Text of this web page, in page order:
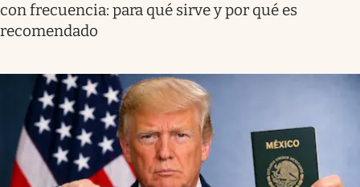
con frecuencia: para qué sirve y por qué es
recomendado